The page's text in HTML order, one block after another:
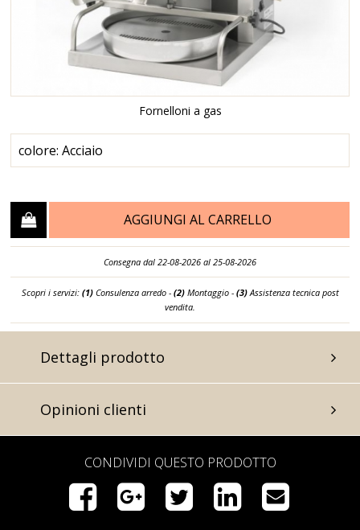
Fornelloni a gas
colore: Acciaio
AGGIUNGI AL CARRELLO
Consegna dal 22-08-2026 al 25-08-2026
Scopri i servizi: (1)Consulenza arredo - (2)Montaggio - (3)Assistenza tecnica post
vendita.
Dettagli prodotto
Opinioni clienti
CONDIVIDI QUESTO PRODOTTO